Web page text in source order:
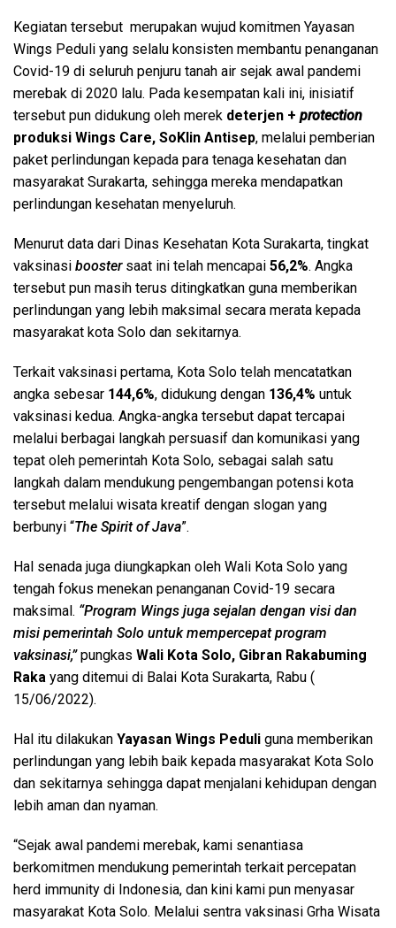
Kegiatan tersebut merupakan wujud komitmen Yayasan
Wings Peduli yang selalu konsisten membantu penanganan
Covid-19 di seluruh penjuru tanah air sejak awal pandemi
merebak di 2020 lalu. Pada kesempatan kali ini, inisiatif
tersebut pun didukung oleh merek deterjen + protection
produksi Wings Care, SoKlin Antisep, melalui pemberian
paket perlindungan kepada para tenaga kesehatan dan
masyarakat Surakarta, sehingga mereka mendapatkan
perlindungan kesehatan menyeluruh.
Menurut data dari Dinas Kesehatan Kota Surakarta, tingkat
vaksinasi booster saat ini telah mencapai 56,2%. Angka
tersebut pun masih terus ditingkatkan guna memberikan
perlindungan yang lebih maksimal secara merata kepada
masyarakat kota Solo dan sekitarnya.
Terkait vaksinasi pertama, Kota Solo telah mencatatkan
angka sebesar 144,6%, didukung dengan 136,4% untuk
vaksinasi kedua. Angka-angka tersebut dapat tercapai
melalui berbagai langkah persuasif dan komunikasi yang
tepat oleh pemerintah Kota Solo, sebagai salah satu
langkah dalam mendukung pengembangan potensi kota
tersebut melalui wisata kreatif dengan slogan yang
berbunyi “The Spirit of Java”.
Hal senada juga diungkapkan oleh Wali Kota Solo yang
tengah fokus menekan penanganan Covid-19 secara
maksimal. “Program Wings juga sejalan dengan visi dan
misi pemerintah Solo untuk mempercepat program
vaksinasi,”pungkas Wali Kota Solo, Gibran Rakabuming
Raka yang ditemui di Balai Kota Surakarta, Rabu (
15/06/2022).
Hal itu dilakukan Yayasan Wings Peduli guna memberikan
perlindungan yang lebih baik kepada masyarakat Kota Solo
dan sekitarnya sehingga dapat menjalani kehidupan dengan
lebih aman dan nyaman.
“Sejak awal pandemi merebak, kami senantiasa
berkomitmen mendukung pemerintah terkait percepatan
herd immunity di Indonesia, dan kini kami pun menyasar
masyarakat Kota Solo. Melalui sentra vaksinasi Grha Wisata